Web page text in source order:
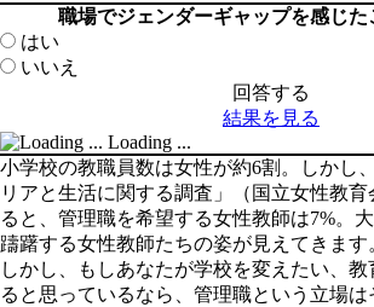
職場でジェンダーギャップを感じた
はい
いいえ
結果を見る
Loading ...
小学校の教職員数は女性が約6割。しかし
リアと生活に関する調査」（国立女性教育
ると、管理職を希望する女性教師は7%。
躊躇する女性教師たちの姿が見えてきます
しかし、もしあなたが学校を変えたい、
ると思っているなら、管理職という立場